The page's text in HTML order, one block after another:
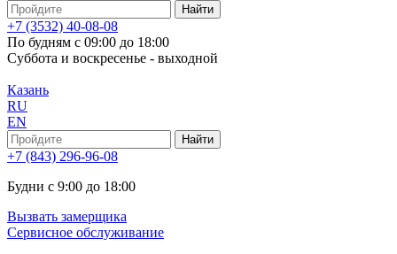
+7 (3532) 40-08-08
По будням с 09:00 до 18:00
Суббота и воскресенье - выходной
Казань
RU
EN
+7 (843) 296-96-08
Будни с 9:00 до 18:00
Вызвать замерщика
Сервисное обслуживание